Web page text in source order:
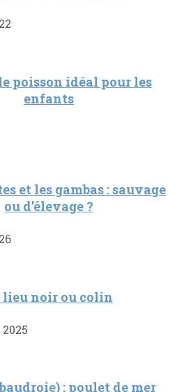
poisson idéal pour les
enfants
et les gambas : sauvage
ou d’élevage ?
lieu noir ou colin
: poulet de mer